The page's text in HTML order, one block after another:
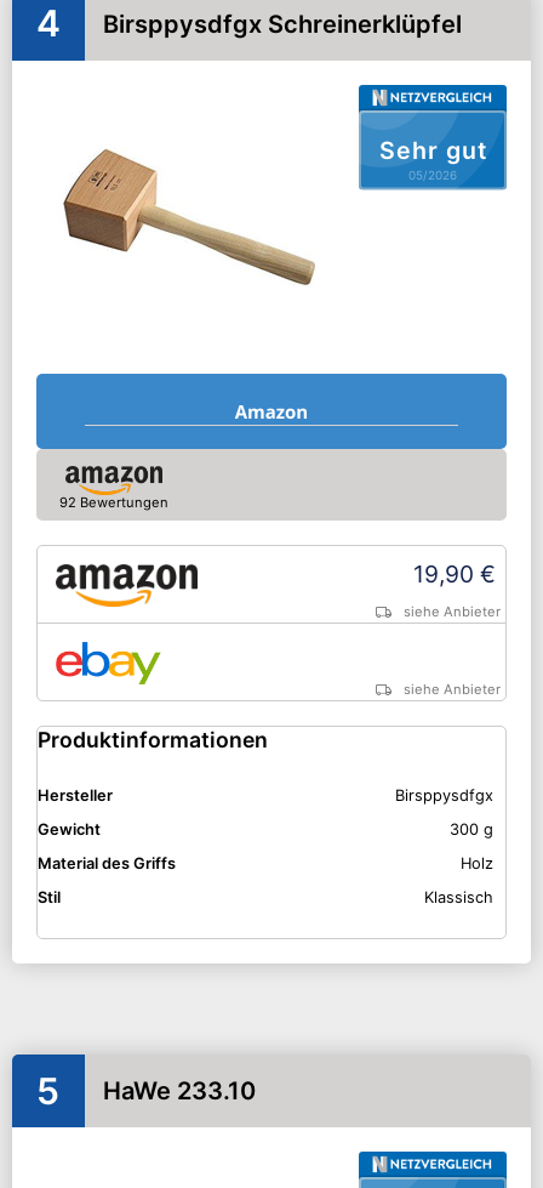
4 Birsppysdfgx Schreinerklüpfel
Sehr gut
05/2026
Produktinformationen
Hersteller
Birsppysdfgx
Gewicht
300 g
Material des Griffs
Holz
Stil
Klassisch
92 Bewertungen
19,90 €
siehe Anbieter
siehe Anbieter
5 HaWe 233.10